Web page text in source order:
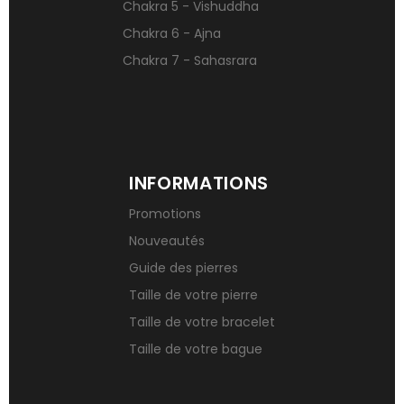
Chakra 5 - Vishuddha
Chakra 6 - Ajna
Chakra 7 - Sahasrara
INFORMATIONS
Promotions
Nouveautés
Guide des pierres
Taille de votre pierre
Taille de votre bracelet
Taille de votre bague